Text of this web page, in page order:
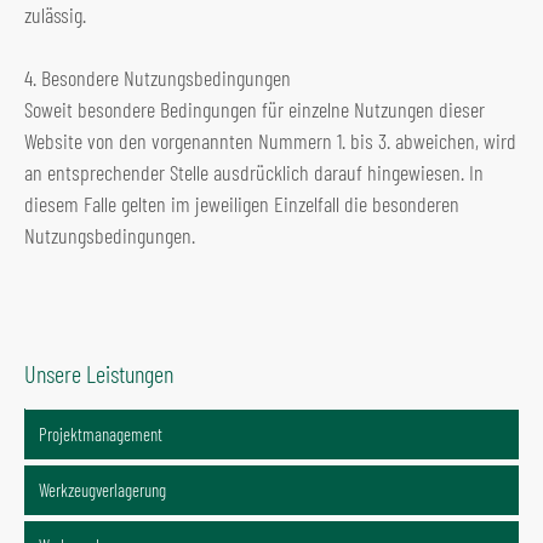
zulässig.
4. Besondere Nutzungsbedingungen
Soweit besondere Bedingungen für einzelne Nutzungen dieser
Website von den vorgenannten Nummern 1. bis 3. abweichen, wird
an entsprechender Stelle ausdrücklich darauf hingewiesen. In
diesem Falle gelten im jeweiligen Einzelfall die besonderen
Nutzungsbedingungen.
Unsere Leistungen
Projektmanagement
Werkzeugverlagerung